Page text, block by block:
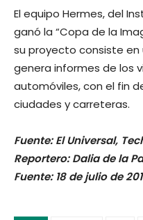
El equipo Hermes, del
ganó la “Copa de la
su proyecto consiste
genera informes de los
automóviles, con el fin
ciudades y carreteras.
Fuente: El Universal,
Reportero: Dalia de la
Fuente: 18 de julio de